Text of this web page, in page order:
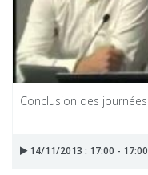
Conclusion des journées
14/11/2013 : 17:00 - 17:00